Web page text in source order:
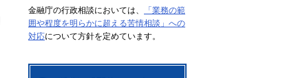
金融庁の行政相談においては、
「業務の範
囲や程度を明らかに超える苦情相談」への
対応について方針を定めています。